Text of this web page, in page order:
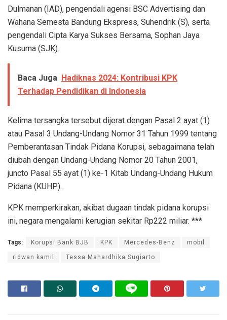
Dulmanan (IAD), pengendali agensi BSC Advertising dan
Wahana Semesta Bandung Ekspress, Suhendrik (S), serta
pengendali Cipta Karya Sukses Bersama, Sophan Jaya
Kusuma (SJK).
Baca Juga Hadiknas 2024: Kontribusi KPK
Terhadap Pendidikan di Indonesia
Kelima tersangka tersebut dijerat dengan Pasal 2 ayat (1)
atau Pasal 3 Undang-Undang Nomor 31 Tahun 1999 tentang
Pemberantasan Tindak Pidana Korupsi, sebagaimana telah
diubah dengan Undang-Undang Nomor 20 Tahun 2001,
juncto Pasal 55 ayat (1) ke-1 Kitab Undang-Undang Hukum
Pidana (KUHP).
KPK memperkirakan, akibat dugaan tindak pidana korupsi
ini, negara mengalami kerugian sekitar Rp222 miliar. ***
Tags: Korupsi Bank BJB KPK Mercedes-Benz mobil
ridwan kamil Tessa Mahardhika Sugiarto